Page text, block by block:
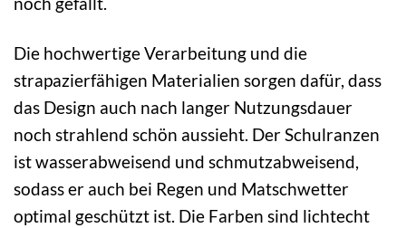
Die hochwertige Verarbeitung und die
strapazierfähigen Materialien sorgen dafür, dass
das Design auch nach langer Nutzungsdauer
noch strahlend schön aussieht. Der Schulranzen
ist wasserabweisend und schmutzabweisend,
sodass er auch bei Regen und Matschwetter
optimal geschützt ist. Die Farben sind lichtecht